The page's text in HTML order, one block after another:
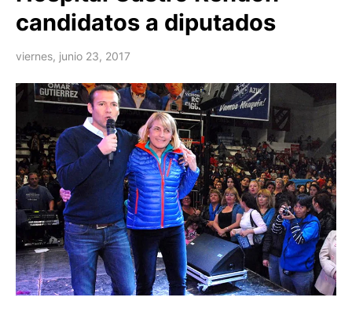
candidatos a diputados
viernes, junio 23, 2017